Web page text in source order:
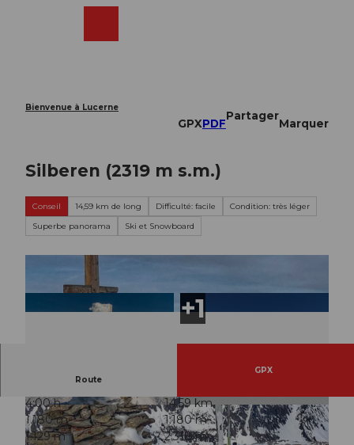
Bienvenue à Lucerne
GPXPDF
Partager
Marquer
Silberen (2319 m s.m.)
Conseil 14,59 km de long Difficulté: facile
Condition: très léger
Superbe panorama
Ski et Snowboard
© Schweizer Alpen Club (SAC), Stoos-Muotata
l Tourismus
© Stoos-Muotatal Tourismus, Stoos-Muotatal T
ourismus
Route
GPX
4:00 h
14,59 km
1.180 m
1.180 m
1.129 m
2.318 m